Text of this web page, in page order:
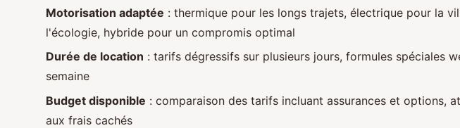
Motorisation adaptée : thermique pour les longs trajets, électrique pour la
l'écologie, hybride pour un compromis optimal
Durée de location : tarifs dégressifs sur plusieurs jours, formules spéciales
semaine
Budget disponible : comparaison des tarifs incluant assurances et options,
aux frais cachés